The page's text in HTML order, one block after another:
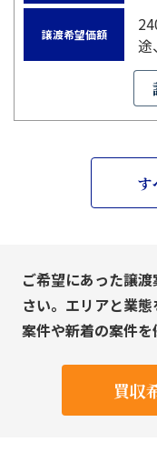
譲渡希望価額
途
す
ご希望にあった譲
さい。エリアと業
案件や新着の案件を
買収